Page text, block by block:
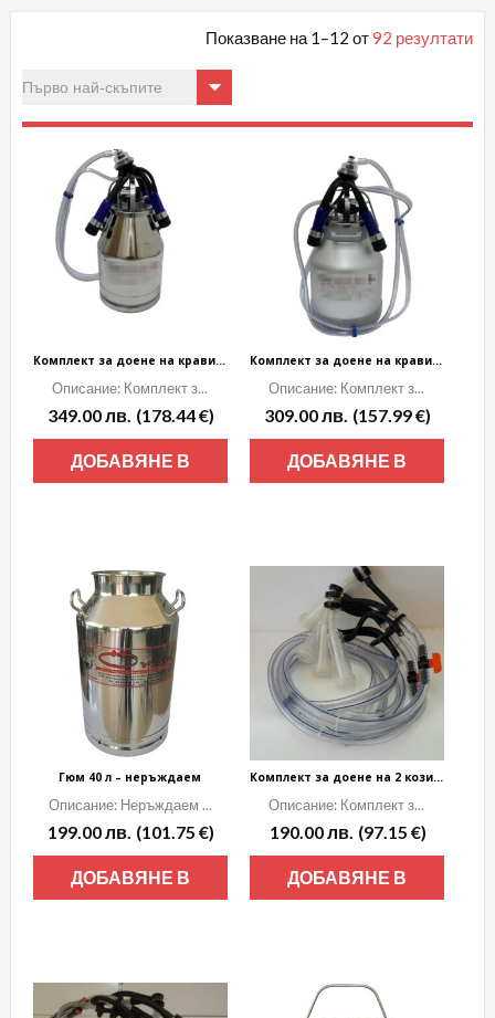
Показване на 1–12 от92 резултати
Комплект за доене на крави, с гюм 30 л, неръждавейка
Описание: Комплект з...
349.00лв. (178.44 €)
ДОБАВЯНЕ В
Комплект за доене на крави, с гюм 30 л – алуминиев
Описание: Комплект з...
309.00лв. (157.99 €)
ДОБАВЯНЕ В
Гюм 40 л – неръждаем
Описание: Неръждаем ...
199.00лв. (101.75 €)
ДОБАВЯНЕ В
Комплект за доене на 2 кози с маркуч 2 м
Описание: Комплект з...
190.00лв. (97.15 €)
ДОБАВЯНЕ В